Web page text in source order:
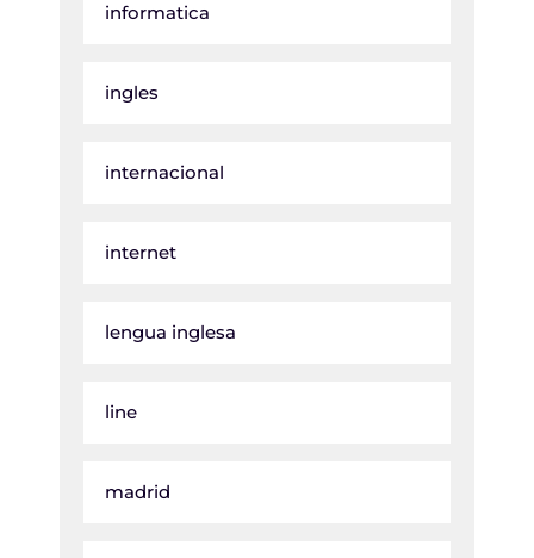
informatica
ingles
internacional
internet
lengua inglesa
line
madrid